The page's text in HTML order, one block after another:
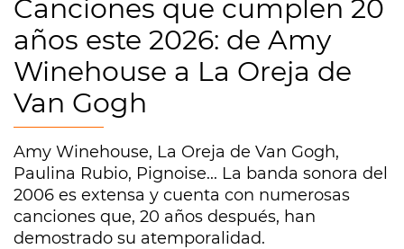
Canciones que cumplen 20
años este 2026: de Amy
Winehouse a La Oreja de
Van Gogh
Amy Winehouse, La Oreja de Van Gogh,
Paulina Rubio, Pignoise... La banda sonora del
2006 es extensa y cuenta con numerosas
canciones que, 20 años después, han
demostrado su atemporalidad.